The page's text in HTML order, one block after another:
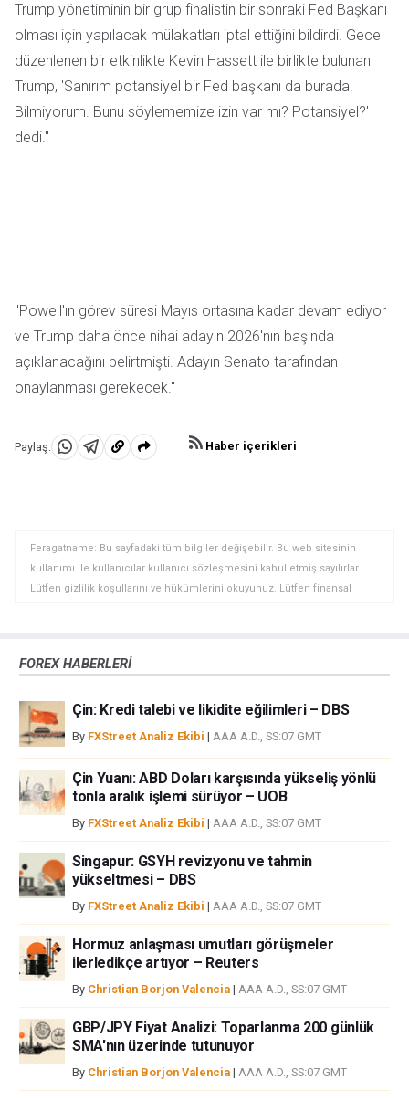
Trump yönetiminin bir grup finalistin bir sonraki Fed Başkanı
olması için yapılacak mülakatları iptal ettiğini bildirdi. Gece
düzenlenen bir etkinlikte Kevin Hassett ile birlikte bulunan
Trump, 'Sanırım potansiyel bir Fed başkanı da burada.
Bilmiyorum. Bunu söylememize izin var mı? Potansiyel?'
dedi."
"Powell'ın görev süresi Mayıs ortasına kadar devam ediyor
ve Trump daha önce nihai adayın 2026'nın başında
açıklanacağını belirtmişti. Adayın Senato tarafından
onaylanması gerekecek."
Paylaş:
WhatsApp'da
Telegram'da
Panoya
Haber içerikleri
Feragatname: Bu sayfadaki tüm bilgiler değişebilir. Bu web sitesinin
kullanımı ile kullanıcılar kullanıcı sözleşmesini kabul etmiş sayılırlar.
Lütfen gizlilik koşullarını ve hükümlerini okuyunuz. Lütfen finansal
bir alan olmayabilir. Diğer finansal araçlar içinden döviz ticaretini tercih
iştahınızı dikkatlice gözden geçiriniz. FXStreet’de ifade edilen görüşler
bireysel yazarlara aittir, fxstreet.com veya yönetimin görüşlerini ifade
etmemektedir. Bilgilerde hatalar yada eksikler bulunabilir. FXStreet
bağımsız yazarların görüşlerini doğrulamak zorunda değildir.
FXStreet’de verilen herhangi bir görüş, haber, araştırma, analiz, fiyatlar
veya fxstreet.comtarafından bu sitede yayınlanan bilgiler çalışanlar,
ortaklar yada katkıda bulunanlar tarafından genel piyasa yorumu olarak
bilgilerin kullanımı nedeniyle doğrudan yada dolaylı olarak ortaya
çıkabilecek herhangi bir kar kaybı herhangi bir sınırlama olmaksızın
herhangi bir kayıp ya da hasar için sorumluluk kabul etmemektedir.
FOREX HABERLERİ
Çin: Kredi talebi ve likidite eğilimleri – DBS
By FXStreet Analiz Ekibi | AAA A.D., SS:07 GMT
Çin Yuanı: ABD Doları karşısında yükseliş yönlü
tonla aralık işlemi sürüyor – UOB
By FXStreet Analiz Ekibi | AAA A.D., SS:07 GMT
Singapur: GSYH revizyonu ve tahmin
yükseltmesi – DBS
By FXStreet Analiz Ekibi | AAA A.D., SS:07 GMT
Hormuz anlaşması umutları görüşmeler
ilerledikçe artıyor – Reuters
By Christian Borjon Valencia | AAA A.D., SS:07 GMT
GBP/JPY Fiyat Analizi: Toparlanma 200 günlük
SMA'nın üzerinde tutunuyor
By Christian Borjon Valencia | AAA A.D., SS:07 GMT